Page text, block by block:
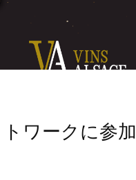
ワークに参加